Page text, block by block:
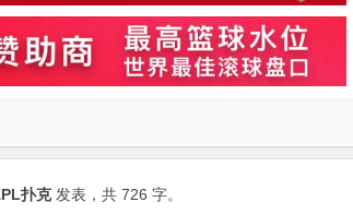
扑克发表，共 726 字。